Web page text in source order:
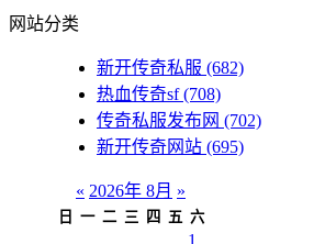
网站分类
新开传奇私服 (682)
热血传奇sf(708)
传奇私服发布网 (702)
新开传奇网站 (695)
« 2026年 8月 »
日 一 二 三 四 五 六
1